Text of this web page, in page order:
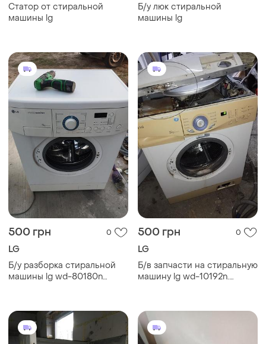
Статор от стиральной
машины lg
Б/у люк стиральной
машины lg
500 грн 0
LG
Б/у разборка стиральной
машины lg wd-80180n
wd-80180n по запчастям
500 грн 0
LG
Б/в запчасти на стиральную
машину lg wd-10192n.
wd-10192n по запчастям